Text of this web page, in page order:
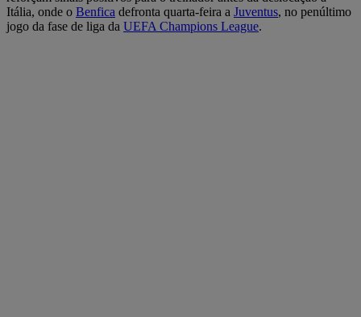
Itália, onde o Benfica defronta quarta-feira a Juventus, no penúltimo
jogo da fase de liga da UEFA Champions League.